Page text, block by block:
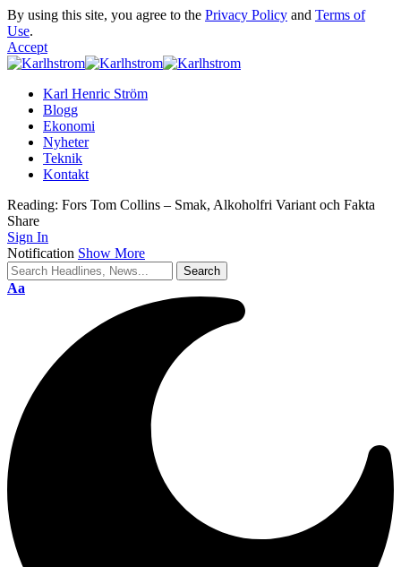
By using this site, you agree to the Privacy Policy and Terms of
Use.
Accept
Karl Henric Ström
Blogg
Ekonomi
Nyheter
Teknik
Kontakt
Reading: Fors Tom Collins – Smak, Alkoholfri Variant och Fakta
Share
Sign In
Notification Show More
Font
Aa